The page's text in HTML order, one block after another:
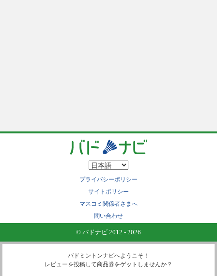
プライバシーポリシー
サイトポリシー
マスコミ関係者さまへ
問い合わせ
© バドナビ 2012 - 2026
バドミントンナビへようこそ！
レビューを投稿して商品券をゲットしませんか？